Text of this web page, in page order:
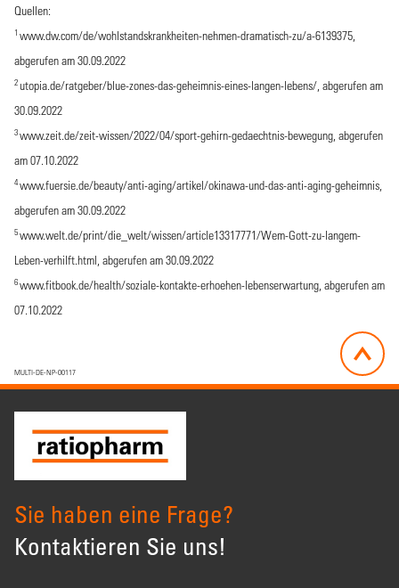
Quellen:
1 www.dw.com/de/wohlstandskrankheiten-nehmen-dramatisch-zu/a-6139375,
abgerufen am 30.09.2022
2utopia.de/ratgeber/blue-zones-das-geheimnis-eines-langen-lebens/, abgerufen am
30.09.2022
3www.zeit.de/zeit-wissen/2022/04/sport-gehirn-gedaechtnis-bewegung, abgerufen
am 07.10.2022
4www.fuersie.de/beauty/anti-aging/artikel/okinawa-und-das-anti-aging-geheimnis,
abgerufen am 30.09.2022
5www.welt.de/print/die_welt/wissen/article13317771/Wem-Gott-zu-langem-
Leben-verhilft.html, abgerufen am 30.09.2022
6www.fitbook.de/health/soziale-kontakte-erhoehen-lebenserwartung, abgerufen am
07.10.2022
MULTI-DE-NP-00117
Sie haben eine Frage?
Kontaktieren Sie uns!